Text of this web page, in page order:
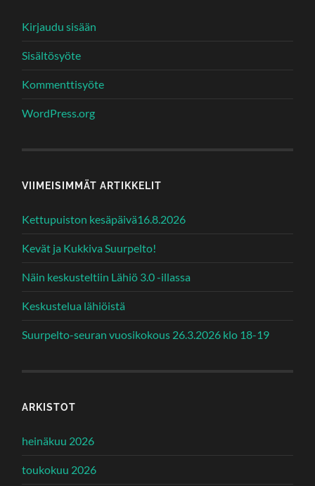
Kirjaudu sisään
Sisältösyöte
Kommenttisyöte
WordPress.org
VIIMEISIMMÄT ARTIKKELIT
Kettupuiston kesäpäivä16.8.2026
Kevät ja Kukkiva Suurpelto!
Näin keskusteltiin Lähiö 3.0 -illassa
Keskustelua lähiöistä
Suurpelto-seuran vuosikokous 26.3.2026 klo 18-19
ARKISTOT
heinäkuu 2026
toukokuu 2026